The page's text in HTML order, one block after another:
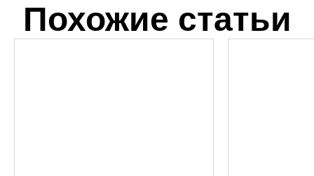
Похожие статьи